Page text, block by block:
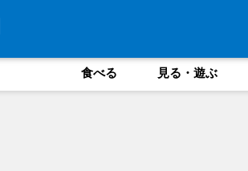
食べる 見る・遊ぶ